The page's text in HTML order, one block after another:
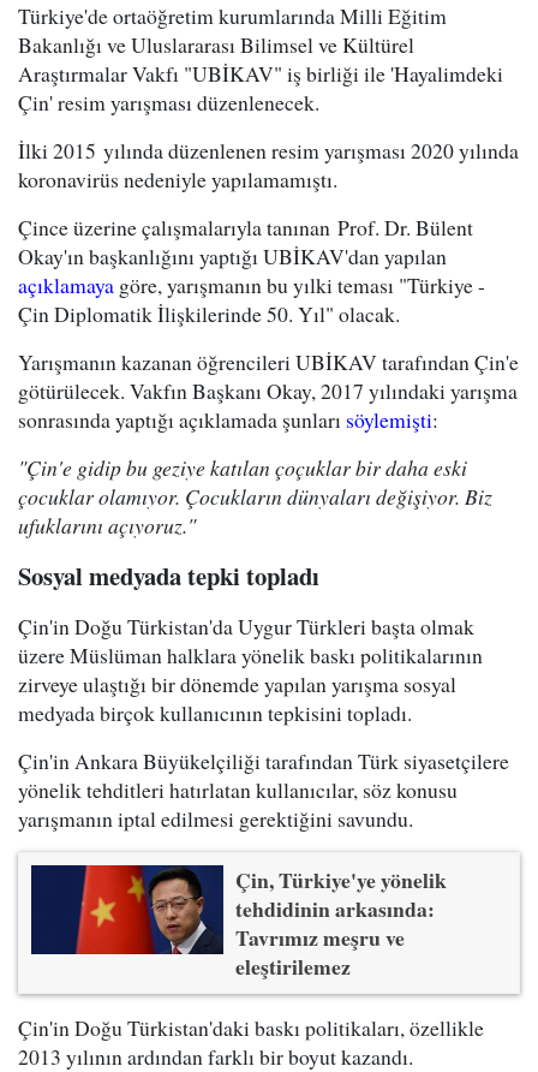
Türkiye'de ortaöğretim kurumlarında Milli Eğitim
Bakanlığı ve Uluslararası Bilimsel ve Kültürel
Araştırmalar Vakfı "UBİKAV" iş birliği ile 'Hayalimdeki
Çin' resim yarışması düzenlenecek.
İlki 2015 yılında düzenlenen resim yarışması 2020 yılında
koronavirüs nedeniyle yapılamamıştı.
Çince üzerine çalışmalarıyla tanınan Prof. Dr. Bülent
Okay'ın başkanlığını yaptığı UBİKAV'dan yapılan
açıklamaya göre, yarışmanın bu yılki teması "Türkiye -
Çin Diplomatik İlişkilerinde 50. Yıl" olacak.
Yarışmanın kazanan öğrencileri UBİKAV tarafından Çin'e
götürülecek. Vakfın Başkanı Okay, 2017 yılındaki yarışma
sonrasında yaptığı açıklamada şunları söylemişti:
"Çin'e gidip bu geziye katılan çoçuklar bir daha eski
çocuklar olamıyor. Çocukların dünyaları değişiyor. Biz
ufuklarını açıyoruz."
Sosyal medyada tepki topladı
Çin'in Doğu Türkistan'da Uygur Türkleri başta olmak
üzere Müslüman halklara yönelik baskı politikalarının
zirveye ulaştığı bir dönemde yapılan yarışma sosyal
medyada birçok kullanıcının tepkisini topladı.
Çin'in Ankara Büyükelçiliği tarafından Türk siyasetçilere
yönelik tehditleri hatırlatan kullanıcılar, söz konusu
yarışmanın iptal edilmesi gerektiğini savundu.
Çin, Türkiye'ye yönelik
tehdidinin arkasında:
Tavrımız meşru ve
eleştirilemez
Çin'in Doğu Türkistan'daki baskı politikaları, özellikle
2013 yılının ardından farklı bir boyut kazandı.